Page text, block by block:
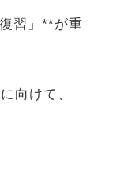
習」**が重
向けて、